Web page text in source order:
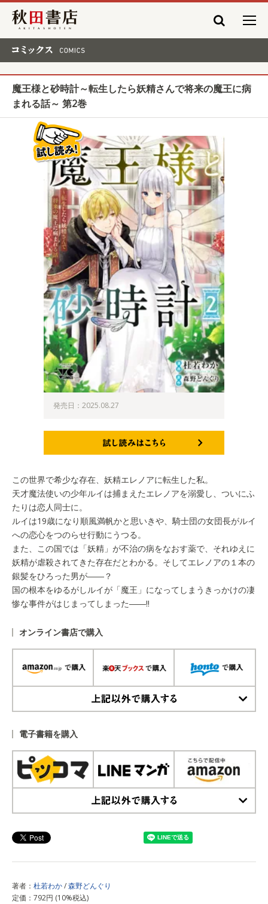
秋田書店
魔王様と砂時計～転生したら妖精さんで将来の魔王に病
まれる話～ 第2巻
発売日：2025.08.27
この世界で希少な存在、妖精エレノアに転生した私。
天才魔法使いの少年ルイは捕まえたエレノアを溺愛し、ついにふ
たりは恋人同士に。
ルイは19歳になり順風満帆かと思いきや、騎士団の女団長がルイ
への恋心をつのらせ行動にうつる。
また、この国では「妖精」が不治の病をなおす薬で、それゆえに
妖精が虐殺されてきた存在だとわかる。そしてエレノアの１本の
銀髪をひろった男が――？
国の根本をゆるがしルイが「魔王」になってしまうきっかけの凄
惨な事件がはじまってしまった――!!
オンライン書店で購入
電子書籍を購入
著者： 杜若わか/森野どんぐり
定価：792円 (10%税込)